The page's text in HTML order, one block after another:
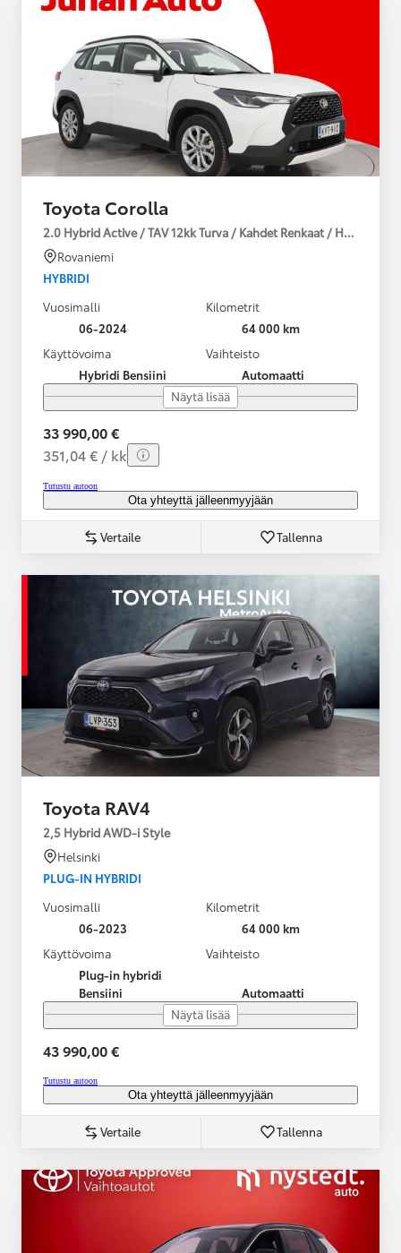
Toyota Corolla
2.0 Hybrid Active / TAV 12kk Turva / Kahdet Renkaat /
Rovaniemi
HYBRIDI
Vuosimalli
06-2024
Kilometrit
64 000 km
Käyttövoima
Hybridi Bensiini
Vaihteisto
Automaatti
Näytä lisää
33 990,00 €
351,04 € / kk
Tutustu autoon
Ota yhteyttä jälleenmyyjään
Vertaile Tallenna
Toyota RAV4
2,5 Hybrid AWD-i Style
Helsinki
PLUG-IN HYBRIDI
Vuosimalli
06-2023
Kilometrit
64 000 km
Käyttövoima
Plug-in hybridi
Bensiini
Vaihteisto
Automaatti
Näytä lisää
43 990,00 €
Tutustu autoon
Ota yhteyttä jälleenmyyjään
Vertaile Tallenna